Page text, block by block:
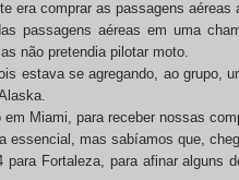
era comprar as passagens
passagens aéreas em uma
não pretendia pilotar moto.
estava se agregando, ao grupo,
Miami, para receber nossas
essencial, mas sabíamos que,
Fortaleza, para afinar